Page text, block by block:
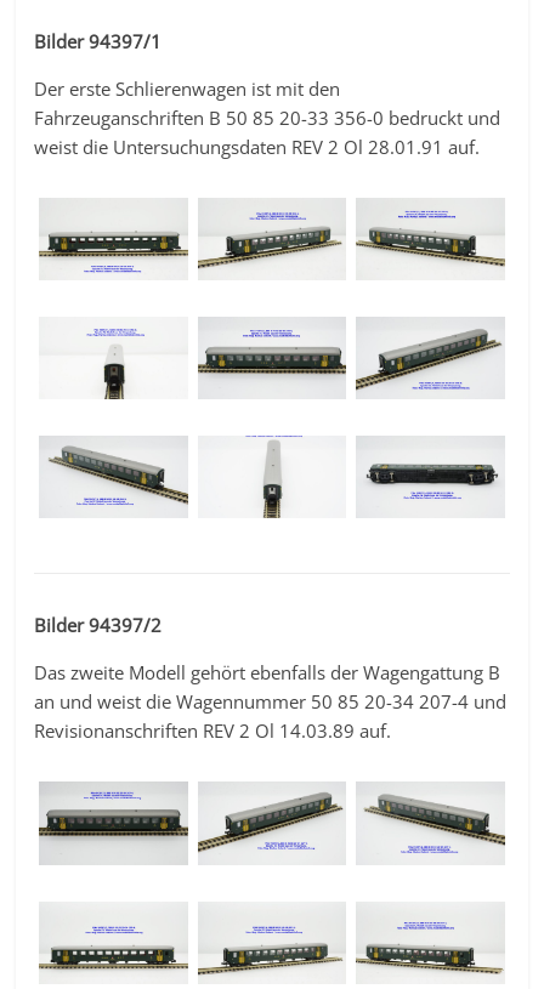
Bilder 94397/1
Der erste Schlierenwagen ist mit den
Fahrzeuganschriften B 50 85 20-33 356-0 bedruckt und
weist die Untersuchungsdaten REV 2 Ol 28.01.91 auf.
Bilder 94397/2
Das zweite Modell gehört ebenfalls der Wagengattung B
an und weist die Wagennummer 50 85 20-34 207-4 und
Revisionanschriften REV 2 Ol 14.03.89 auf.